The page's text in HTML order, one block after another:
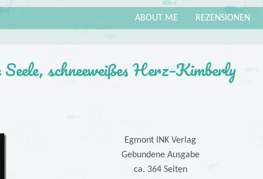
REZENSIONEN
ABOUT ME
schneeweißes Herz–Kimberly
Egmont INK Verlag
Gebundene Ausgabe
ca. 364 Seiten